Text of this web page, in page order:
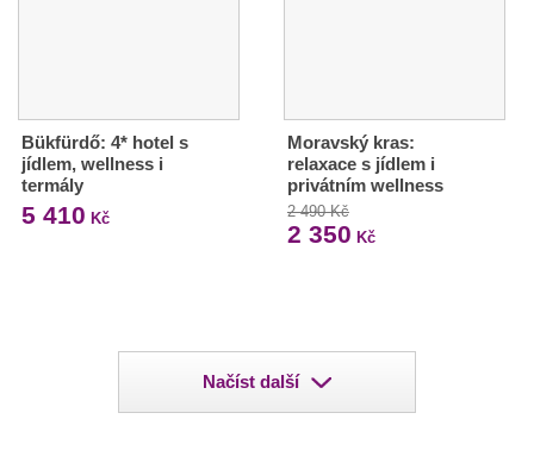
Bükfürdő: 4* hotel s
jídlem, wellness i
termály
5 410 Kč
Moravský kras:
relaxace s jídlem i
privátním wellness
2 490 Kč
2 350 Kč
Načíst další